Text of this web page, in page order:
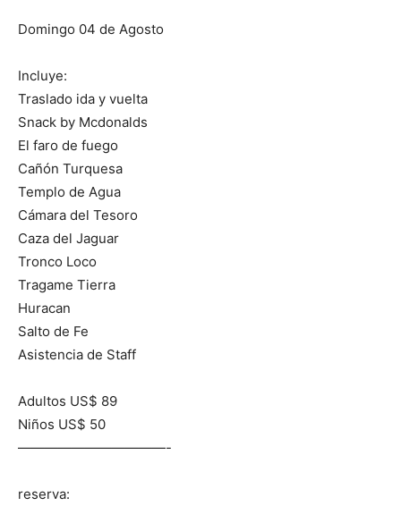
Domingo 04 de Agosto
Incluye:
Traslado ida y vuelta
Snack by Mcdonalds
El faro de fuego
Cañón Turquesa
Templo de Agua
Cámara del Tesoro
Caza del Jaguar
Tronco Loco
Tragame Tierra
Huracan
Salto de Fe
Asistencia de Staff
Adultos US$ 89
Niños US$ 50
———————————-
reserva: